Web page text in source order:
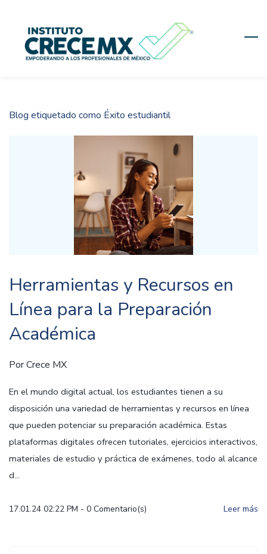
content
Blog etiquetado como Éxito estudiantil
Herramientas y Recursos en
Línea para la Preparación
Académica
PorCrece MX
En el mundo digital actual, los estudiantes tienen a su
disposición una variedad de herramientas y recursos en línea
que pueden potenciar su preparación académica. Estas
plataformas digitales ofrecen tutoriales, ejercicios interactivos,
materiales de estudio y práctica de exámenes, todo al alcance
d...
17.01.24 02:22 PM - 0 Comentario(s) Leer más